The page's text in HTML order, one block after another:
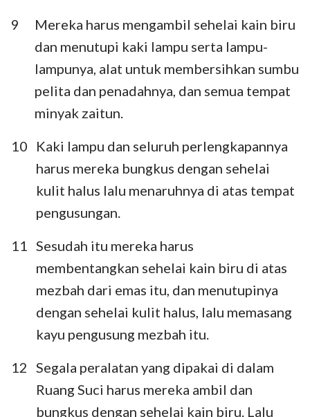
9
Mereka harus mengambil sehelai kain biru
dan menutupi kaki lampu serta lampu-
lampunya, alat untuk membersihkan sumbu
pelita dan penadahnya, dan semua tempat
minyak zaitun.
10
Kaki lampu dan seluruh perlengkapannya
harus mereka bungkus dengan sehelai
kulit halus lalu menaruhnya di atas tempat
pengusungan.
11
Sesudah itu mereka harus
membentangkan sehelai kain biru di atas
mezbah dari emas itu, dan menutupinya
dengan sehelai kulit halus, lalu memasang
kayu pengusung mezbah itu.
12 Segala peralatan yang dipakai di dalam
Ruang Suci harus mereka ambil dan
bungkus dengan sehelai kain biru. Lalu